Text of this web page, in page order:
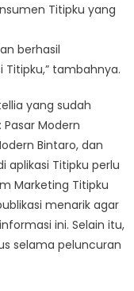
Titipku yang
berhasil
Titipku,” tambahnya.
yang sudah
Modern
Bintaro, dan
aplikasi Titipku perlu
Marketing Titipku
menarik agar
ini. Selain itu,
selama peluncuran